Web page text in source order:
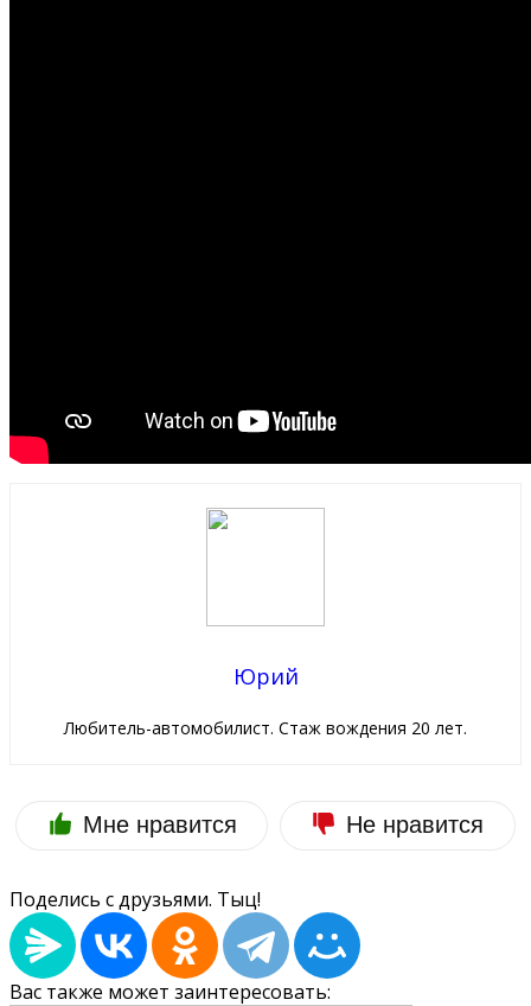
Юрий
Любитель-автомобилист. Стаж вождения 20 лет.
Мне нравится Не нравится
Поделись с друзьями. Тыц!
Вас также может заинтересовать: